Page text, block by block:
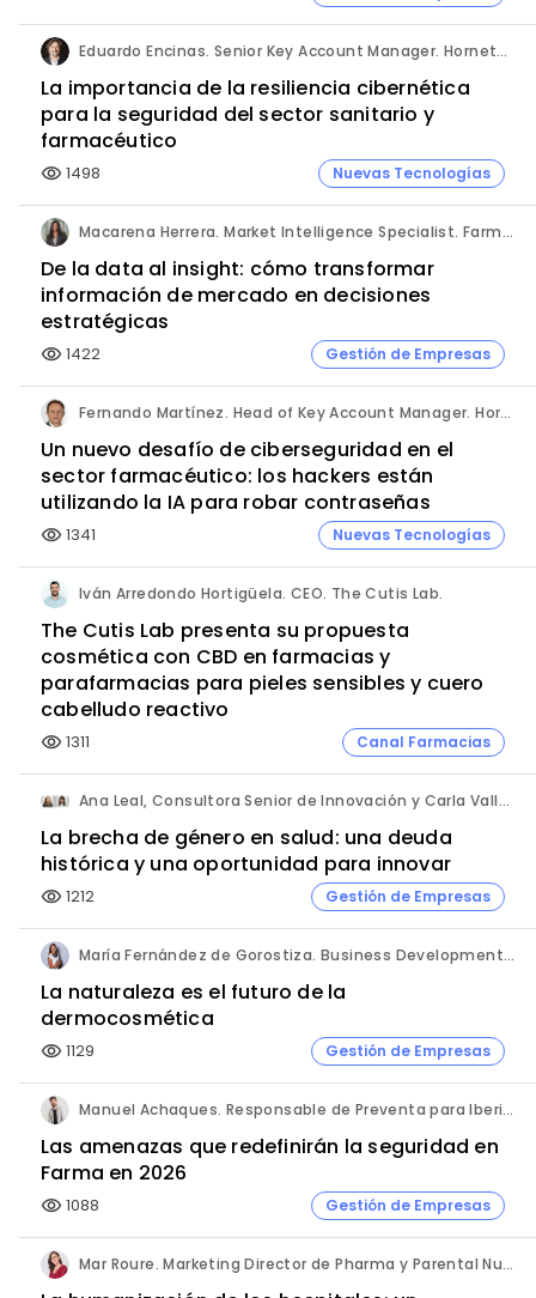
Eduardo Encinas. Senior Key Account Manager. Hornetsecurity en Iberia.
La importancia de la resiliencia cibernética
para la seguridad del sector sanitario y
farmacéutico
visibility 1498 Nuevas Tecnologías
Macarena Herrera. Market Intelligence Specialist. Farmaprojects (Polpharma Group).
De la data al insight: cómo transformar
información de mercado en decisiones
estratégicas
visibility 1422 Gestión de Empresas
Fernando Martínez. Head of Key Account Manager. Hornetsecurity.
Un nuevo desafío de ciberseguridad en el
sector farmacéutico: los hackers están
utilizando la IA para robar contraseñas
visibility 1341 Nuevas Tecnologías
Iván Arredondo Hortigüela. CEO. The Cutis Lab.
The Cutis Lab presenta su propuesta
cosmética con CBD en farmacias y
parafarmacias para pieles sensibles y cuero
cabelludo reactivo
visibility 1311 Canal Farmacias
Ana Leal, Consultora Senior de Innovación y Carla Vallès, Manager. ANIMA.
La brecha de género en salud: una deuda
histórica y una oportunidad para innovar
visibility 1212 Gestión de Empresas
María Fernández de Gorostiza. Business Development & Sustainable Transformation Director. L'Oréal Dermatological Beauty.
La naturaleza es el futuro de la
dermocosmética
visibility 1129 Gestión de Empresas
Manuel Achaques. Responsable de Preventa para Iberia, Italia y Latinoamérica. Hornetsecurity.
Las amenazas que redefinirán la seguridad en
Farma en 2026
visibility 1088 Gestión de Empresas
Mar Roure. Marketing Director de Pharma y Parental Nutrition. Fresenius Kabi España.